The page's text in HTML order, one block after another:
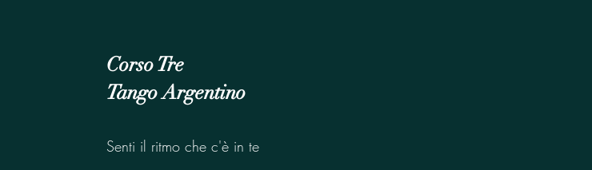
Corso Tre
Tango Argentino
Senti il ritmo che c'è in te